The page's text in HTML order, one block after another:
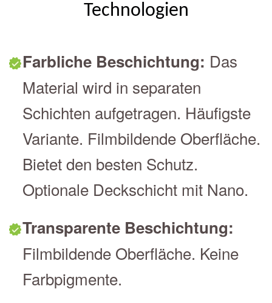
Technologien
Farbliche Beschichtung: Das
Material wird in separaten
Schichten aufgetragen. Häufigste
Variante. Filmbildende Oberfläche.
Bietet den besten Schutz.
Optionale Deckschicht mit Nano.
Transparente Beschichtung:
Filmbildende Oberfläche. Keine
Farbpigmente.